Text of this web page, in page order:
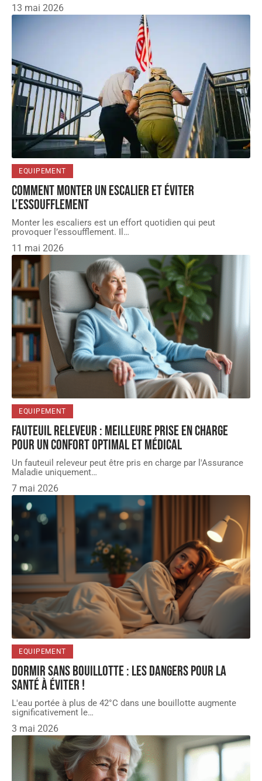
13 mai 2026
EQUIPEMENT
Comment monter un escalier et éviter
l’essoufflement
Monter les escaliers est un effort quotidien qui peut
provoquer l’essoufflement. Il …
11 mai 2026
EQUIPEMENT
Fauteuil releveur : meilleure prise en charge
pour un confort optimal et médical
Un fauteuil releveur peut être pris en charge par l'Assurance
Maladie uniquement…
7 mai 2026
EQUIPEMENT
Dormir sans bouillotte : les dangers pour la
santé à éviter !
L'eau portée à plus de 42°C dans une bouillotte augmente
significativement le…
3 mai 2026